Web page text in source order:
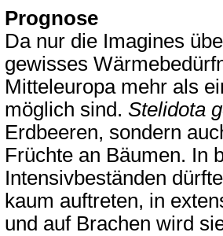
Prognose
Da nur die Imagines
gewisses
Mitteleuropa mehr als
möglich sind. Stelidota
Erdbeeren, sondern
Früchte an Bäumen. In
Intensivbeständen
kaum auftreten, in
und auf Brachen wird